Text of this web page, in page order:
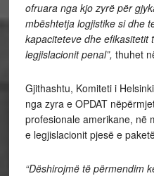
ofruara nga kjo zyrë për
mbështetja logjistike si dhe
kapaciteteve dhe efikasitetit
legjislacionit penal”, thuhet
Gjithashtu, Komiteti i
nga zyra e OPDAT
profesionale amerikane, në
e legjislacionit pjesë e
“Dëshirojmë të përmendim